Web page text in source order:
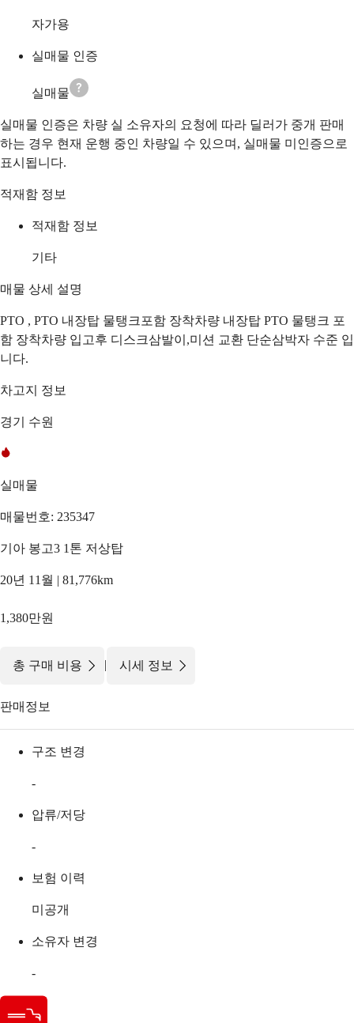
자가용
실매물 인증
실매물
실매물 인증은 차량 실 소유자의 요청에 따라 딜러가 중개 판매
하는 경우 현재 운행 중인 차량일 수 있으며, 실매물 미인증으로
표시됩니다.
적재함 정보
적재함 정보
기타
매물 상세 설명
PTO , PTO 내장탑 물탱크포함 장착차량 내장탑 PTO 물탱크 포
함 장착차량 입고후 디스크삼발이,미션 교환 단순삼박자 수준 입
니다.
차고지 정보
경기 수원
실매물
매물번호: 235347
기아 봉고3 1톤 저상탑
20년 11월 | 81,776km
1,380만원
총 구매 비용 | 시세 정보
판매정보
구조 변경
-
압류/저당
-
보험 이력
미공개
소유자 변경
-